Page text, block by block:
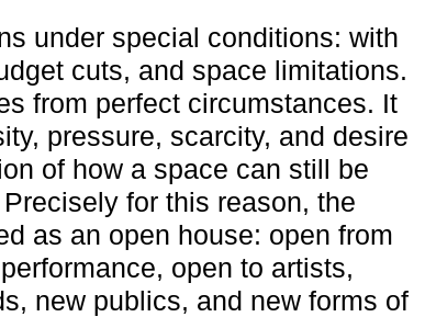
under special conditions: with
cuts, and space limitations.
from perfect circumstances. It
pressure, scarcity, and desire
of how a space can still be
for this reason, the
as an open house: open from
open to artists,
new publics, and new forms of